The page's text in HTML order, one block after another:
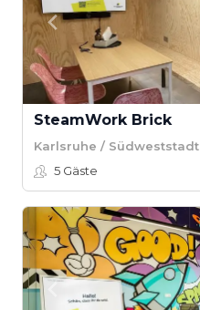
SteamWork Brick
Karlsruhe / Südweststadt
5 Gäste